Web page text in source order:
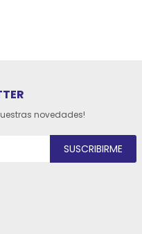
novedades!
SUSCRIBIRME